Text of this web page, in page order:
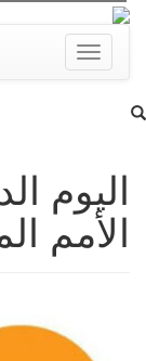
Toggle
navigation
اليوم
الأمم